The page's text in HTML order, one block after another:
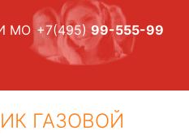
МО +7(495) 99-555-99
ГАЗОВОЙ